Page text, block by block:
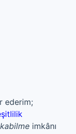
ederim;
imkânı